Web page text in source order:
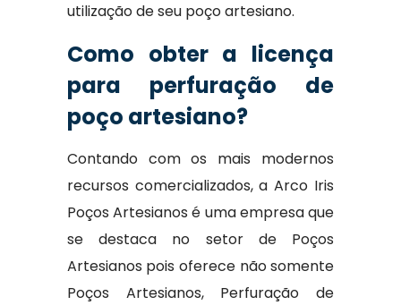
utilização de seu poço artesiano.
Como obter a licença
para perfuração de
poço artesiano?
Contando com os mais modernos
recursos comercializados, a Arco Iris
Poços Artesianos é uma empresa que
se destaca no setor de Poços
Artesianos pois oferece não somente
Poços Artesianos, Perfuração de